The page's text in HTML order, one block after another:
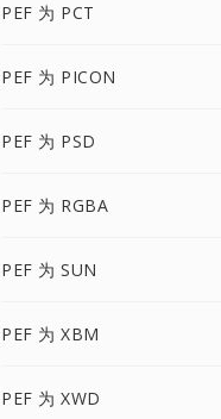
PEF 为 PCT
PEF 为 PICON
PEF 为 PSD
PEF 为 RGBA
PEF 为 SUN
PEF 为 XBM
PEF 为 XWD